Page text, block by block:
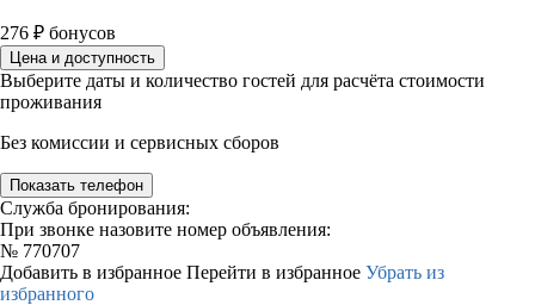
276 ₽ бонусов
Цена и доступность
Выберите даты и количество гостей для расчёта стоимости
проживания
Без комиссии и сервисных сборов
Показать телефон
Служба бронирования:
При звонке назовите номер объявления:
№ 770707
Добавить в избранное Перейти в избранное Убрать из
избранного